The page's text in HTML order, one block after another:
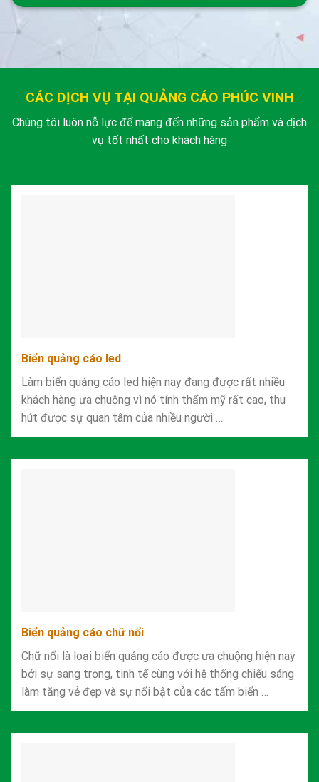
CÁC DỊCH VỤ TẠI QUẢNG CÁO PHÚC VINH
Chúng tôi luôn nỗ lực để mang đến những sản phẩm và dịch
vụ tốt nhất cho khách hàng
Biển quảng cáo led
Làm biển quảng cáo led hiện nay đang được rất nhiều
khách hàng ưa chuộng vì nó tính thẩm mỹ rất cao, thu
hút được sự quan tâm của nhiều người …
Biển quảng cáo chữ nổi
Chữ nổi là loại biển quảng cáo được ưa chuộng hiện nay
bởi sự sang trọng, tinh tế cùng với hệ thống chiếu sáng
làm tăng vẻ đẹp và sự nổi bật của các tấm biển …